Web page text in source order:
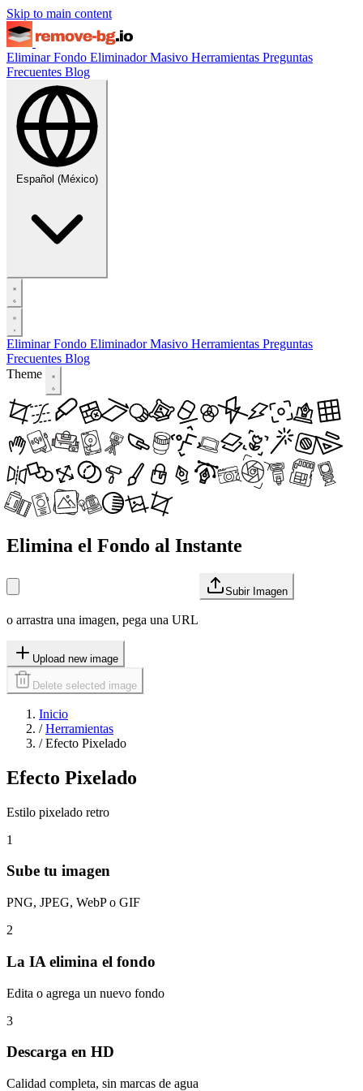
Skip to main content
Eliminar Fondo Eliminador Masivo Herramientas Preguntas
Frecuentes Blog
Español (México)
Eliminar Fondo Eliminador Masivo Herramientas Preguntas
Frecuentes Blog
Theme
Elimina el Fondo al Instante
Subir Imagen
o arrastra una imagen, pega una URL
Upload new image
Delete selected image
Inicio
/ Herramientas
/ Efecto Pixelado
Efecto Pixelado
Estilo pixelado retro
1
Sube tu imagen
PNG, JPEG, WebP o GIF
2
La IA elimina el fondo
Edita o agrega un nuevo fondo
3
Descarga en HD
Calidad completa, sin marcas de agua